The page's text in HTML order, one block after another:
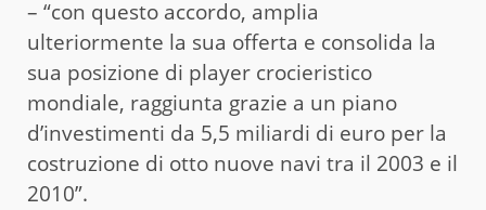
– “con questo accordo, amplia
ulteriormente la sua offerta e consolida la
sua posizione di player crocieristico
mondiale, raggiunta grazie a un piano
d’investimenti da 5,5 miliardi di euro per la
costruzione di otto nuove navi tra il 2003 e il
2010”.